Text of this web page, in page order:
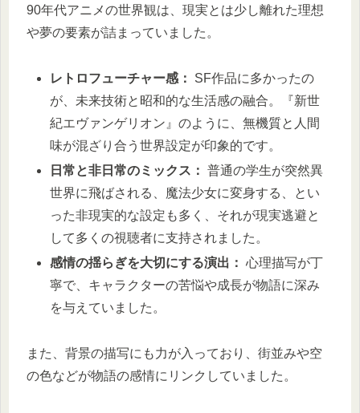
90年代アニメの世界観は、現実とは少し離れた理想
や夢の要素が詰まっていました。
レトロフューチャー感：
SF作品に多かったの
が、未来技術と昭和的な生活感の融合。『新世
紀エヴァンゲリオン』のように、無機質と人間
味が混ざり合う世界設定が印象的です。
日常と非日常のミックス： 普通の学生が突然異
世界に飛ばされる、魔法少女に変身する、とい
った非現実的な設定も多く、それが現実逃避と
して多くの視聴者に支持されました。
感情の揺らぎを大切にする演出： 心理描写が丁
寧で、キャラクターの苦悩や成長が物語に深み
を与えていました。
また、背景の描写にも力が入っており、街並みや空
の色などが物語の感情にリンクしていました。